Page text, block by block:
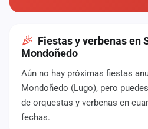
Fiestas y verbenas en
Mondoñedo
Aún no hay próximas fiestas
Mondoñedo (Lugo), pero
de orquestas y verbenas en
fechas.
Agencias
Rankings
Anuncios